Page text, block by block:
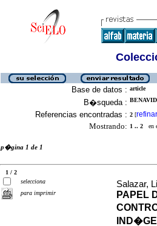
Base de datos : article
B�squeda :
Referencias encontradas : 2 [refinar
Mostrando: 1 .. 2 en
p�gina 1 de 1
1 / 2
selecciona
para imprimir
Salazar,
PAPEL